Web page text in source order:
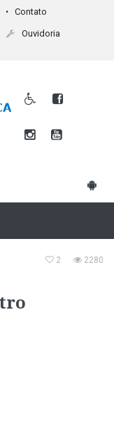
Contato
Ouvidoria
2 2280